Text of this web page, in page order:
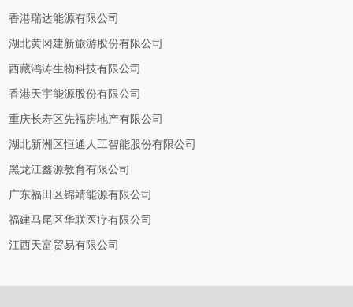
香港瑞达能源有限公司
湖北黄冈建新旅游股份有限公司
西藏鸿涛生物科技有限公司
香港天宇能源股份有限公司
重庆长寿区先福房地产有限公司
湖北新洲区恒通人工智能股份有限公司
黑龙江鑫源教育有限公司
广东福田区锦靖能源有限公司
福建马尾区华联医疗有限公司
江西天富贸易有限公司